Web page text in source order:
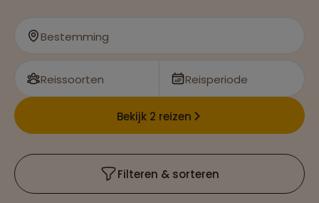
Bestemming
Reissoorten Reisperiode
Bekijk 2 reizen
Filteren & sorteren